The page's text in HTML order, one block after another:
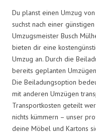
Du planst einen Umzug
suchst nach einer
Umzugsmeister Busch
bieten dir eine
Umzug an. Durch die
bereits geplanten
Die Beiladungsoption
mit anderen Umzügen
Transportkosten geteilt
nichts kümmern – unser
deine Möbel und Kartons